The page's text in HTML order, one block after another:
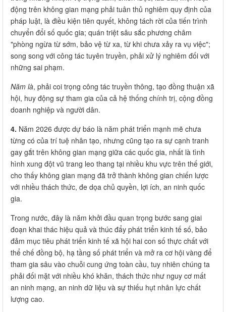
động trên không gian mạng phải tuân thủ nghiêm quy định của
pháp luật, là điều kiện tiên quyết, không tách rời của tiến trình
chuyển đổi số quốc gia; quán triệt sâu sắc phương châm
"phòng ngừa từ sớm, bảo vệ từ xa, từ khi chưa xảy ra vụ việc";
song song với công tác tuyên truyền, phải xử lý nghiêm đối với
những sai phạm.
Năm là, phải coi trọng công tác truyền thông, tạo đồng thuận xã
hội, huy động sự tham gia của cả hệ thống chính trị, cộng đồng
doanh nghiệp và người dân.
4. Năm 2026 được dự báo là năm phát triển mạnh mẽ chưa
từng có của trí tuệ nhân tạo, nhưng cũng tạo ra sự cạnh tranh
gay gắt trên không gian mạng giữa các quốc gia, nhất là tình
hình xung đột vũ trang leo thang tại nhiều khu vực trên thế giới,
cho thấy không gian mạng đã trở thành không gian chiến lược
với nhiều thách thức, đe dọa chủ quyền, lợi ích, an ninh quốc
gia.
Trong nước, đây là năm khởi đầu quan trọng bước sang giai
đoạn khai thác hiệu quả và thúc đẩy phát triển kinh tế số, bảo
đảm mục tiêu phát triển kinh tế xã hội hai con số thực chất với
thể chế đồng bộ, hạ tầng số phát triển và mở ra cơ hội vàng để
tham gia sâu vào chuỗi cung ứng toàn cầu, tuy nhiên chúng ta
phải đối mặt với nhiều khó khăn, thách thức như nguy cơ mất
an ninh mạng, an ninh dữ liệu và sự thiếu hụt nhân lực chất
lượng cao.